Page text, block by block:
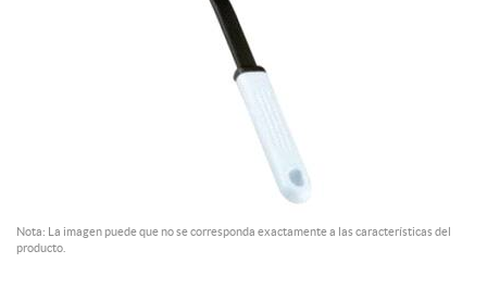
Nota: La imagen puede que no se corresponda exactamente a las características del
producto.